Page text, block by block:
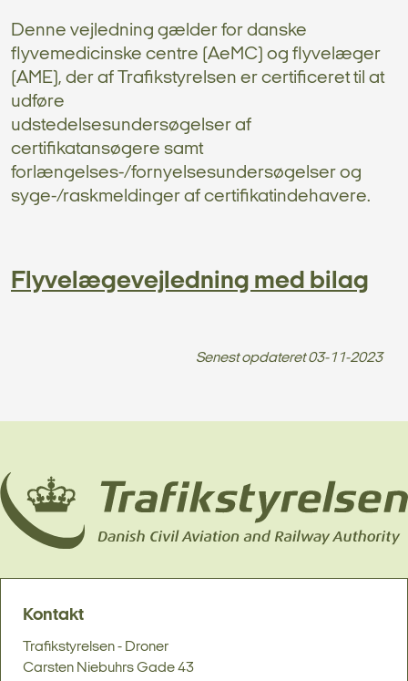
Denne vejledning gælder for danske
flyvemedicinske centre (AeMC) og flyvelæger
(AME), der af Trafikstyrelsen er certificeret til at
udføre
udstedelsesundersøgelser af
certifikatansøgere samt
forlængelses-/fornyelsesundersøgelser og
syge-/raskmeldinger af certifikatindehavere.
Flyvelægevejledning med bilag
Senest opdateret03-11-2023
Kontakt
Trafikstyrelsen - Droner
Carsten Niebuhrs Gade 43